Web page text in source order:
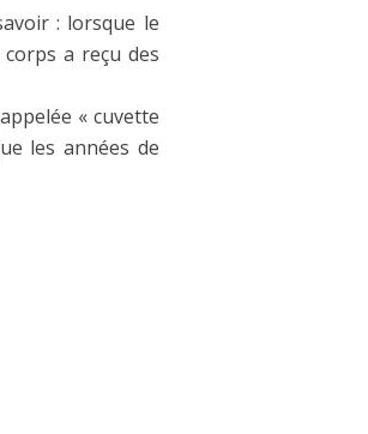
: lorsque le
a reçu des
« cuvette
les années de